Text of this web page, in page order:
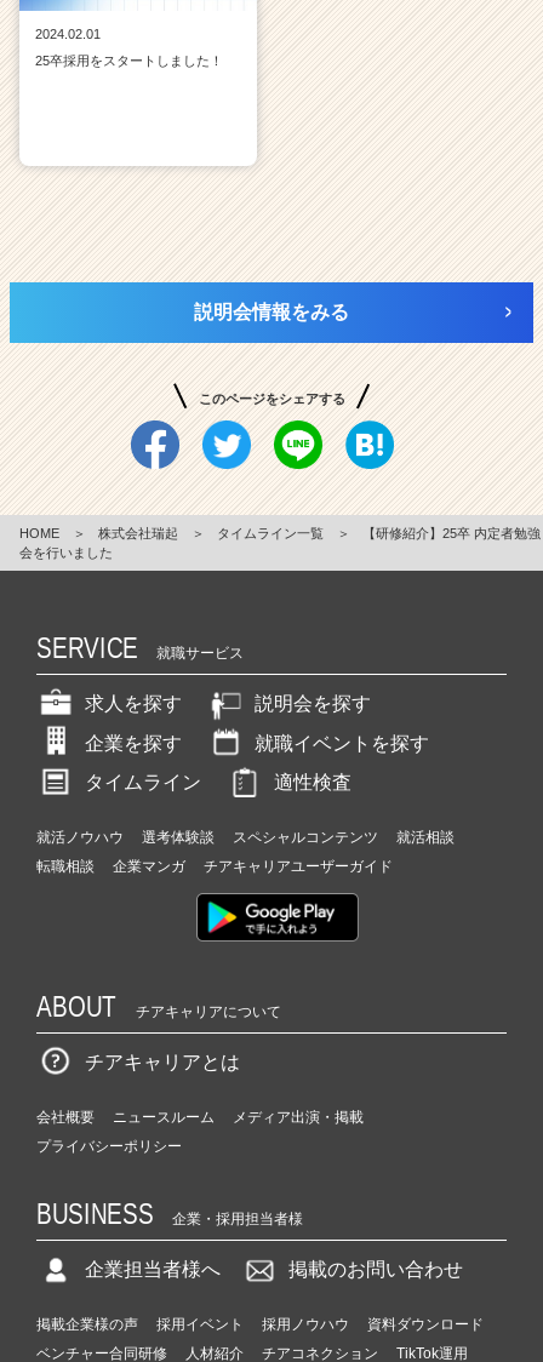
2024.02.01
25卒採用をスタートしました！
説明会情報をみる
このページをシェアする
HOME ＞ 株式会社瑞起 ＞ タイムライン一覧 ＞
【研修紹介】25卒 内定者勉強
会を行いました
SERVICE 就職サービス
求人を探す
説明会を探す
企業を探す
就職イベントを探す
タイムライン
適性検査
就活ノウハウ 選考体験談 スペシャルコンテンツ
就活相談
転職相談
企業マンガ チアキャリアユーザーガイド
ABOUT チアキャリアについて
チアキャリアとは
会社概要 ニュースルーム
メディア出演・掲載
プライバシーポリシー
BUSINESS 企業・採用担当者様
企業担当者様へ 掲載のお問い合わせ
掲載企業様の声 採用イベント 採用ノウハウ
資料ダウンロード
ベンチャー合同研修
人材紹介 チアコネクション TikTok運用